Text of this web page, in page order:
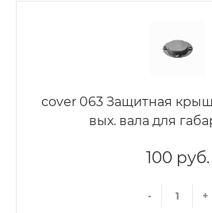
cover 063 Защитная
вых. вала для
100 руб.
- +